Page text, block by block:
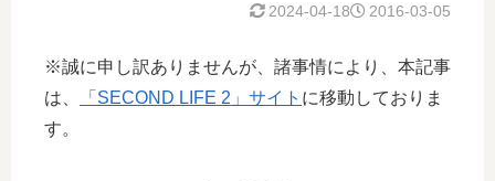
2016-03-05
2024-04-18
※誠に申し訳ありませんが、諸事情により、本記事
は、
「SECOND LIFE 2」サイト に移動しておりま
す。